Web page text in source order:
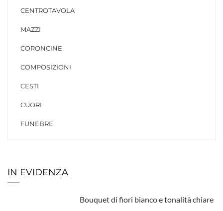
CENTROTAVOLA
MAZZI
CORONCINE
COMPOSIZIONI
CESTI
CUORI
FUNEBRE
IN EVIDENZA
Bouquet di fiori bianco e tonalità chiare